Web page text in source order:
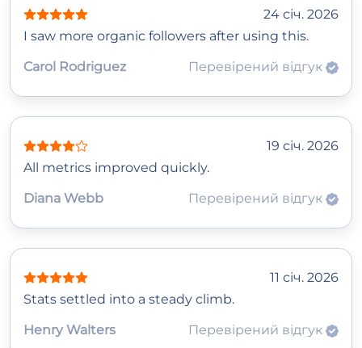
24 січ. 2026
I saw more organic followers after using this.
Carol Rodriguez
Перевірений відгук
19 січ. 2026
All metrics improved quickly.
Diana Webb
Перевірений відгук
11 січ. 2026
Stats settled into a steady climb.
Henry Walters
Перевірений відгук